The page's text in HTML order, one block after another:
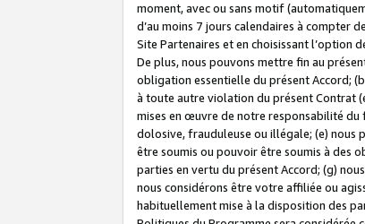
moment, avec ou sans motif
d’au moins 7 jours calendaires à compter
Site Partenaires et en choisissant l’option
De plus, nous pouvons mettre fin au
obligation essentielle du présent Accord;
à toute autre violation du présent Contrat
mises en œuvre de notre responsabilité
dolosive, frauduleuse ou illégale; (e) nous
être soumis ou pouvoir être soumis à des
parties en vertu du présent Accord; (g)
nous considérons être votre affiliée ou
habituellement mise à la disposition des